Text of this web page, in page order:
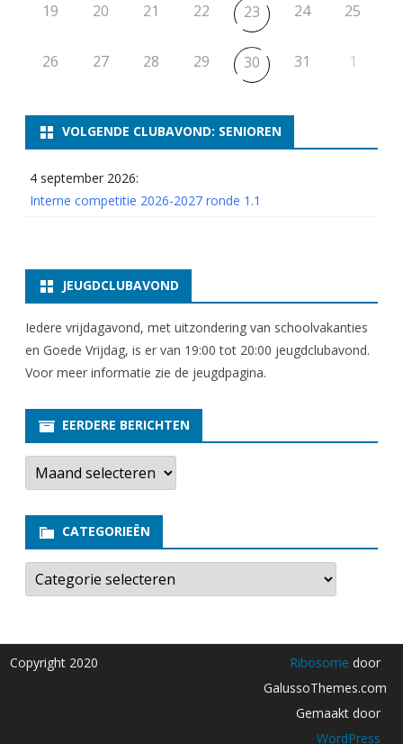
19 20 21 22 23 24 25
26 27 28 29 30 31 1
VOLGENDE CLUBAVOND: SENIOREN
4 september 2026:
Interne competitie 2026-2027 ronde 1.1
JEUGDCLUBAVOND
Iedere vrijdagavond, met uitzondering van schoolvakanties
en Goede Vrijdag, is er van 19:00 tot 20:00 jeugdclubavond.
Voor meer informatie zie de jeugdpagina.
EERDERE BERICHTEN
E
r
e
e
b
r
t
e
CATEGORIEËN
C
t
o
r
i
Copyright 2020 Ribosome door
GalussoThemes.com
Gemaakt door
WordPress